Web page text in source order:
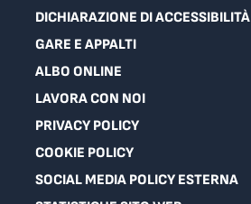
DICHIARAZIONE DI ACCESSIBILITÀ
GARE E APPALTI
ALBO ONLINE
LAVORA CON NOI
PRIVACY POLICY
COOKIE POLICY
SOCIAL MEDIA POLICY ESTERNA